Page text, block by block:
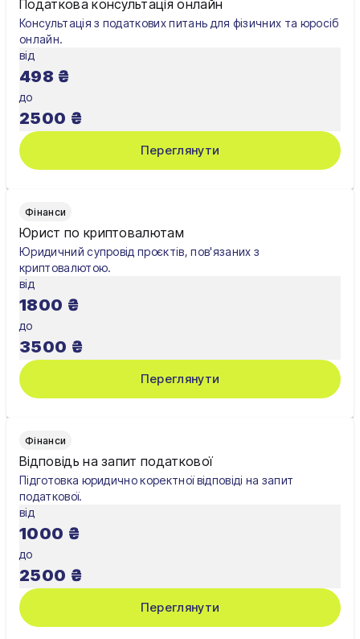
Податкова консультація онлайн
Консультація з податкових питань для фізичних та юросіб
онлайн.
від
498 ₴
до
2500 ₴
Переглянути
Фінанси
Юрист по криптовалютам
Юридичний супровід проєктів, пов'язаних з
криптовалютою.
від
1800 ₴
до
3500 ₴
Переглянути
Фінанси
Відповідь на запит податкової
Підготовка юридично коректної відповіді на запит
податкової.
від
1000 ₴
до
2500 ₴
Переглянути